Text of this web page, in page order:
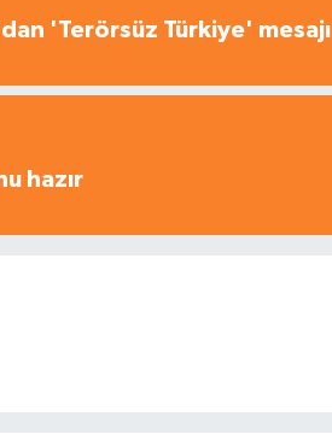
'Terörsüz Türkiye' mesajı
hazır